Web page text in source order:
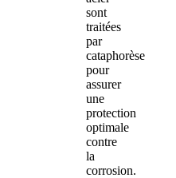
sont
traitées
par
cataphorèse
pour
assurer
une
protection
optimale
contre
la
corrosion.